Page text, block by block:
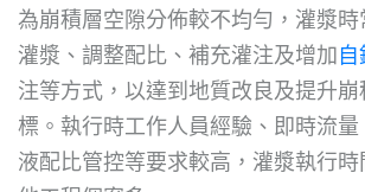
為崩積層空隙分佈較不均勻，灌漿
灌漿、調整配比、補充灌注及增加
注等方式，以達到地質改良及提升崩
標。執行時工作人員經驗、即時流
液配比管控等要求較高，灌漿執行